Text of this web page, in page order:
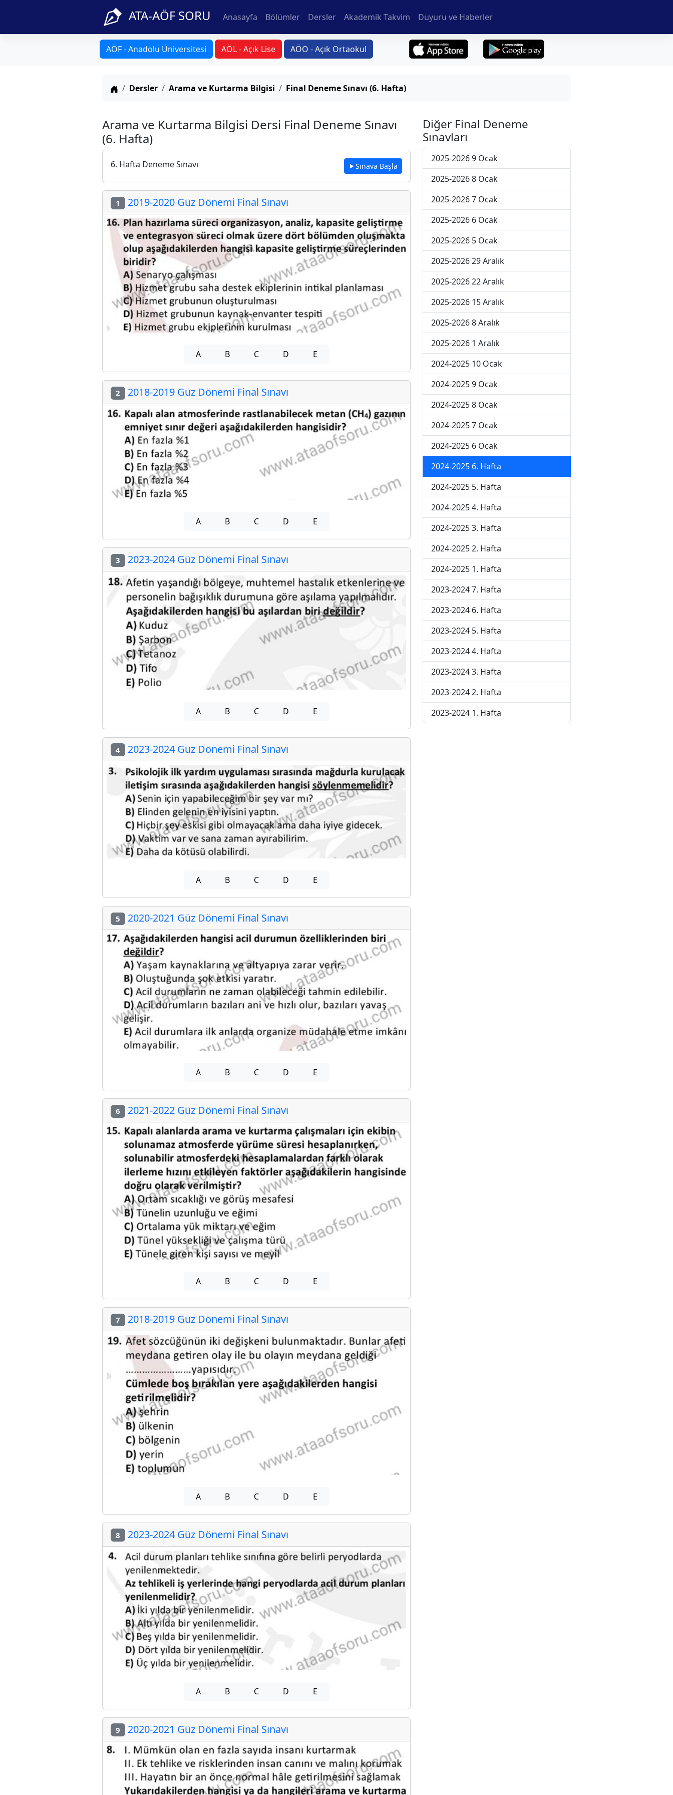
ATA-AÖF SORU Anasayfa Bölümler Dersler Akademik Takvim Duyuru ve Haberler
AÖF - Anadolu Üniversitesi AÖL - Açık Lise AÖO - Açık Ortaokul
Anasayfa
Dersler Arama ve Kurtarma Bilgisi Final Deneme Sınavı (6. Hafta)
Arama ve Kurtarma Bilgisi Dersi Final Deneme Sınavı
(6. Hafta)
6. Hafta Deneme Sınavı Sınava Başla
1 2019-2020 Güz Dönemi Final Sınavı
A B C D E
2 2018-2019 Güz Dönemi Final Sınavı
A B C D E
3 2023-2024 Güz Dönemi Final Sınavı
A B C D E
4 2023-2024 Güz Dönemi Final Sınavı
A B C D E
5 2020-2021 Güz Dönemi Final Sınavı
A B C D E
6 2021-2022 Güz Dönemi Final Sınavı
A B C D E
7 2018-2019 Güz Dönemi Final Sınavı
A B C D E
8 2023-2024 Güz Dönemi Final Sınavı
A B C D E
9 2020-2021 Güz Dönemi Final Sınavı
Diğer Final Deneme
Sınavları
2025-2026 9 Ocak
2025-2026 8 Ocak
2025-2026 7 Ocak
2025-2026 6 Ocak
2025-2026 5 Ocak
2025-2026 29 Aralık
2025-2026 22 Aralık
2025-2026 15 Aralık
2025-2026 8 Aralık
2025-2026 1 Aralık
2024-2025 10 Ocak
2024-2025 9 Ocak
2024-2025 8 Ocak
2024-2025 7 Ocak
2024-2025 6 Ocak
2024-2025 6. Hafta
2024-2025 5. Hafta
2024-2025 4. Hafta
2024-2025 3. Hafta
2024-2025 2. Hafta
2024-2025 1. Hafta
2023-2024 7. Hafta
2023-2024 6. Hafta
2023-2024 5. Hafta
2023-2024 4. Hafta
2023-2024 3. Hafta
2023-2024 2. Hafta
2023-2024 1. Hafta